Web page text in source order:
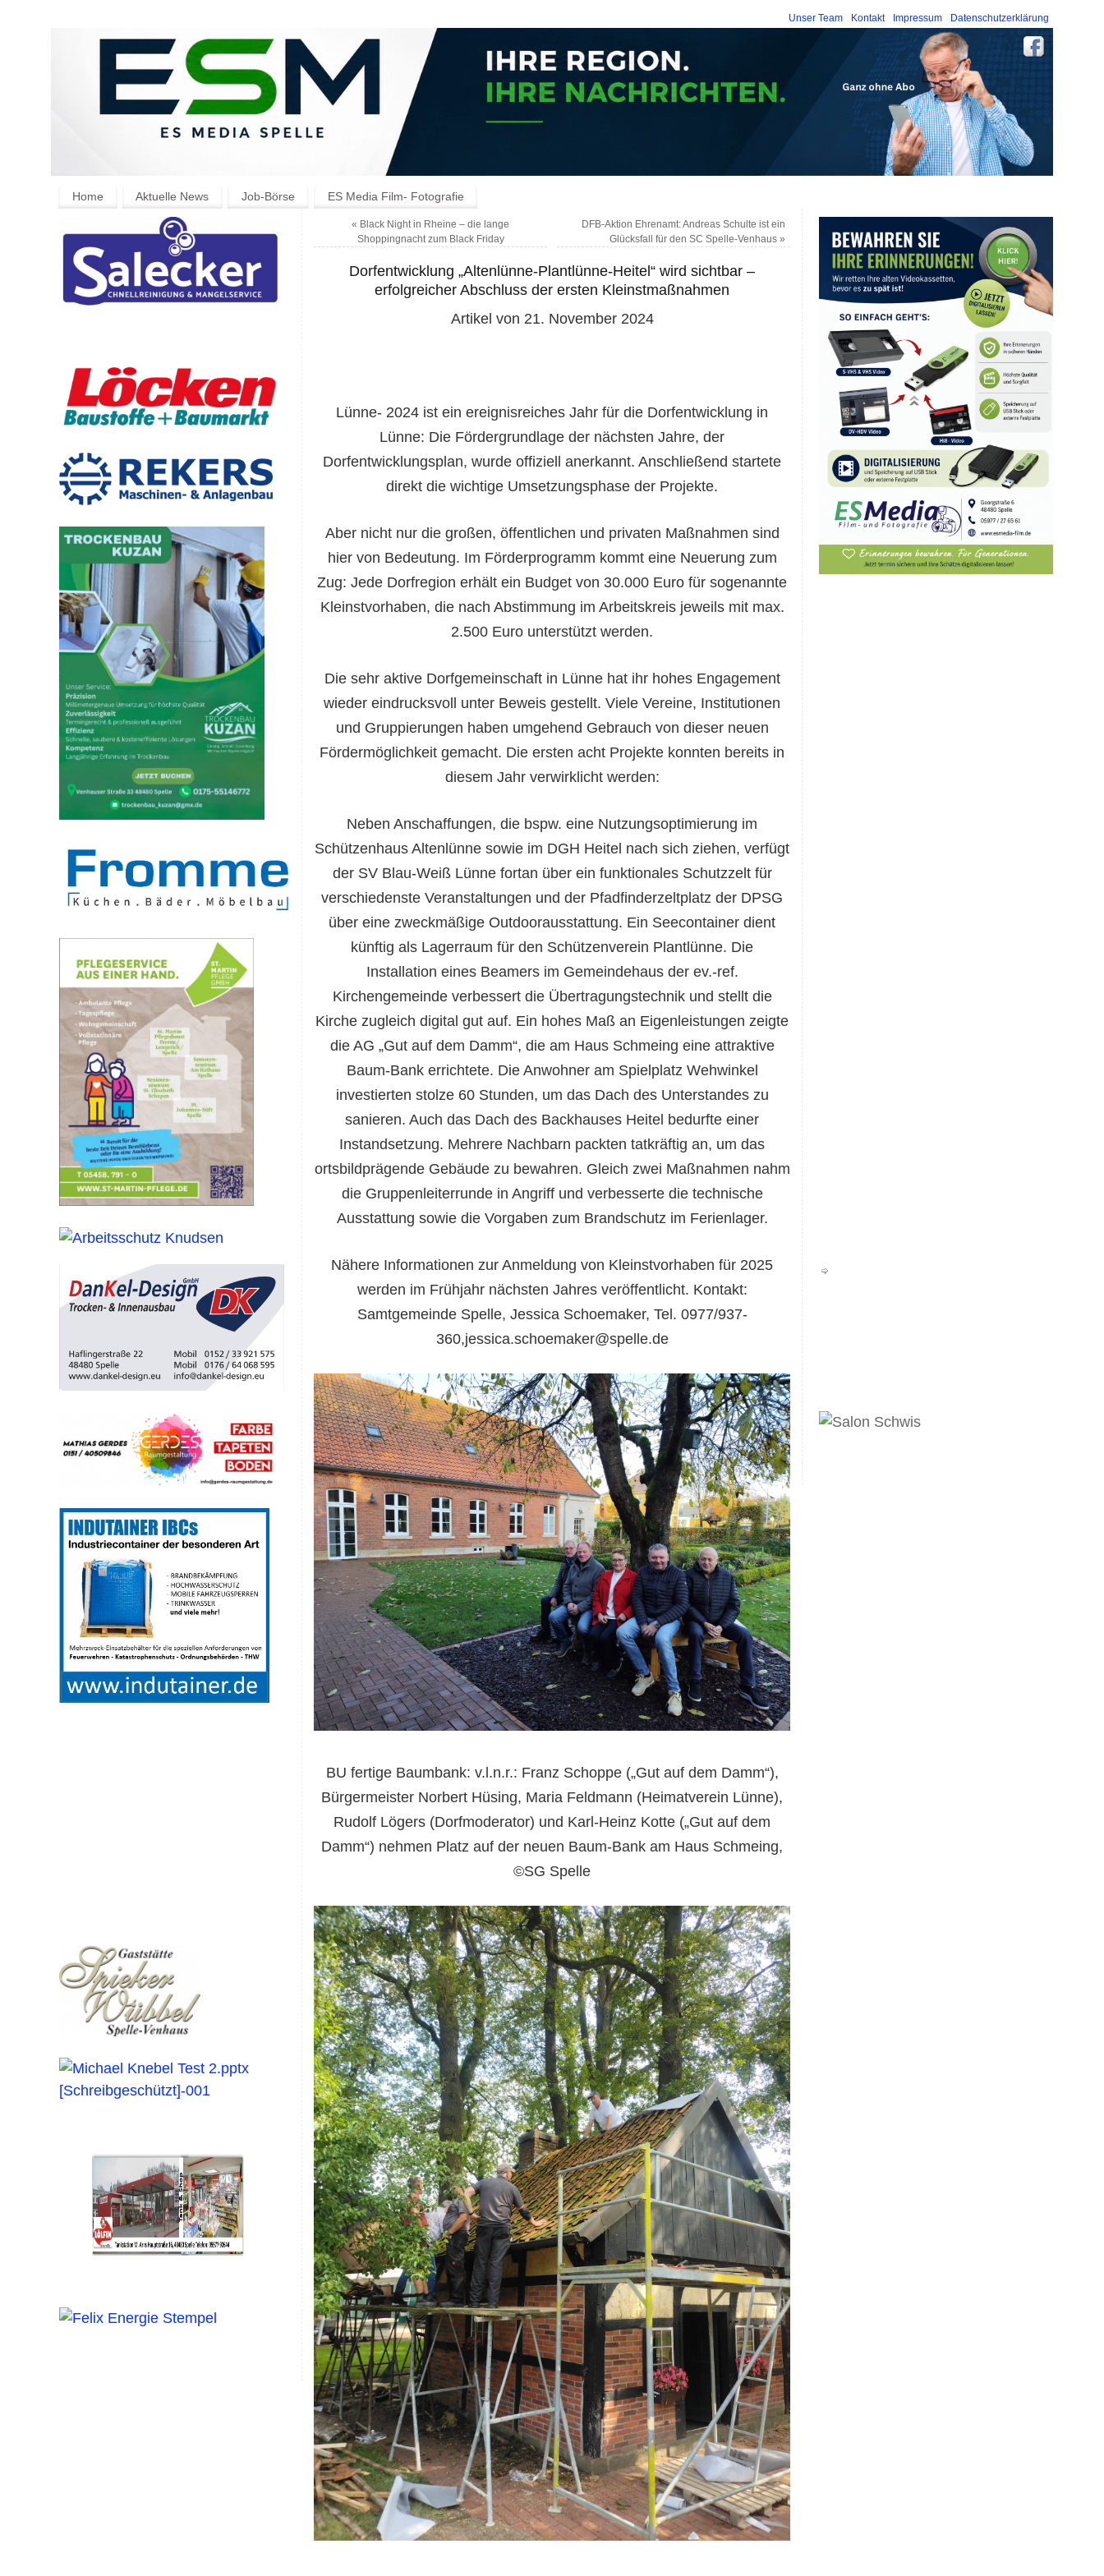
Unser Team Kontakt Impressum Datenschutzerklärung
Home Aktuelle News Job-Börse ES Media Film- Fotografie
« Black Night in Rheine – die lange
Shoppingnacht zum Black Friday
DFB-Aktion Ehrenamt: Andreas Schulte ist ein
Glücksfall für den SC Spelle-Venhaus»
Dorfentwicklung „Altenlünne-Plantlünne-Heitel“ wird sichtbar –
erfolgreicher Abschluss der ersten Kleinstmaßnahmen
Artikel von 21. November 2024
Lünne- 2024 ist ein ereignisreiches Jahr für die Dorfentwicklung in
Lünne: Die Fördergrundlage der nächsten Jahre, der
Dorfentwicklungsplan, wurde offiziell anerkannt. Anschließend startete
direkt die wichtige Umsetzungsphase der Projekte.
Aber nicht nur die großen, öffentlichen und privaten Maßnahmen sind
hier von Bedeutung. Im Förderprogramm kommt eine Neuerung zum
Zug: Jede Dorfregion erhält ein Budget von 30.000 Euro für sogenannte
Kleinstvorhaben, die nach Abstimmung im Arbeitskreis jeweils mit max.
2.500 Euro unterstützt werden.
Die sehr aktive Dorfgemeinschaft in Lünne hat ihr hohes Engagement
wieder eindrucksvoll unter Beweis gestellt. Viele Vereine, Institutionen
und Gruppierungen haben umgehend Gebrauch von dieser neuen
Fördermöglichkeit gemacht. Die ersten acht Projekte konnten bereits in
diesem Jahr verwirklicht werden:
Neben Anschaffungen, die bspw. eine Nutzungsoptimierung im
Schützenhaus Altenlünne sowie im DGH Heitel nach sich ziehen, verfügt
der SV Blau-Weiß Lünne fortan über ein funktionales Schutzzelt für
verschiedenste Veranstaltungen und der Pfadfinderzeltplatz der DPSG
über eine zweckmäßige Outdoorausstattung. Ein Seecontainer dient
künftig als Lagerraum für den Schützenverein Plantlünne. Die
Installation eines Beamers im Gemeindehaus der ev.-ref.
Kirchengemeinde verbessert die Übertragungstechnik und stellt die
Kirche zugleich digital gut auf. Ein hohes Maß an Eigenleistungen zeigte
die AG „Gut auf dem Damm“, die am Haus Schmeing eine attraktive
Baum-Bank errichtete. Die Anwohner am Spielplatz Wehwinkel
investierten stolze 60 Stunden, um das Dach des Unterstandes zu
sanieren. Auch das Dach des Backhauses Heitel bedurfte einer
Instandsetzung. Mehrere Nachbarn packten tatkräftig an, um das
ortsbildprägende Gebäude zu bewahren. Gleich zwei Maßnahmen nahm
die Gruppenleiterrunde in Angriff und verbesserte die technische
Ausstattung sowie die Vorgaben zum Brandschutz im Ferienlager.
Nähere Informationen zur Anmeldung von Kleinstvorhaben für 2025
werden im Frühjahr nächsten Jahres veröffentlicht. Kontakt:
Samtgemeinde Spelle, Jessica Schoemaker, Tel. 0977/937-
360,jessica.schoemaker@spelle.de
BU fertige Baumbank: v.l.n.r.: Franz Schoppe („Gut auf dem Damm“),
Bürgermeister Norbert Hüsing, Maria Feldmann (Heimatverein Lünne),
Rudolf Lögers (Dorfmoderator) und Karl-Heinz Kotte („Gut auf dem
Damm“) nehmen Platz auf der neuen Baum-Bank am Haus Schmeing,
©SG Spelle